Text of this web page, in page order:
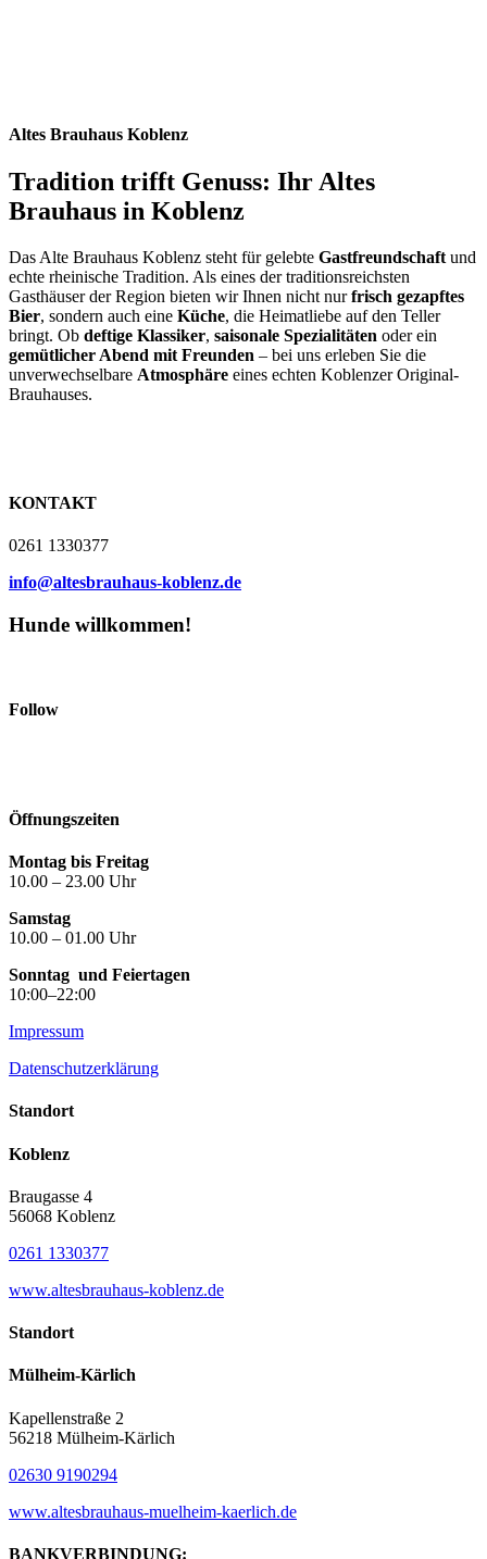
Altes Brauhaus Koblenz
Tradition trifft Genuss: Ihr Altes
Brauhaus in Koblenz
Das Alte Brauhaus Koblenz steht für gelebte Gastfreundschaft und
echte rheinische Tradition. Als eines der traditionsreichsten
Gasthäuser der Region bieten wir Ihnen nicht nurfrisch gezapftes
Bier, sondern auch eine Küche, die Heimatliebe auf den Teller
bringt. Ob deftige Klassiker, saisonale Spezialitäten oder ein
gemütlicher Abend mit Freunden – bei uns erleben Sie die
unverwechselbare Atmosphäre eines echten Koblenzer Original-
Brauhauses.
KONTAKT
0261 1330377
info@altesbrauhaus-koblenz.de
Hunde willkommen!
Follow
Öffnungszeiten
Montag bis Freitag
10.00 – 23.00 Uhr
Samstag
10.00 – 01.00 Uhr
Sonntag und Feiertagen
10:00–22:00
Impressum
Datenschutzerklärung
Standort
Koblenz
Braugasse 4
56068 Koblenz
0261 1330377
www.altesbrauhaus-koblenz.de
Standort
Mülheim-Kärlich
Kapellenstraße 2
56218 Mülheim-Kärlich
02630 9190294
www.altesbrauhaus-muelheim-kaerlich.de
BANKVERBINDUNG: